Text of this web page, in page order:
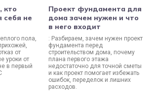
кто
себя не
пола,
от
уроки от
в первый
Проект фундамента для
дома зачем нужен и что
в него входит
: Разбираем, зачем нужен проект
фундамента перед
строительством дома, почему
плана первого этажа
недостаточно для точной сметы
и как проект помогает избежать
ошибок, переделок и лишних
расходов.